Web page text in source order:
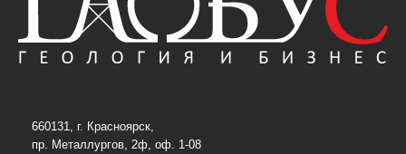
660131, г. Красноярск,
пр. Металлургов, 2ф, оф. 1-08